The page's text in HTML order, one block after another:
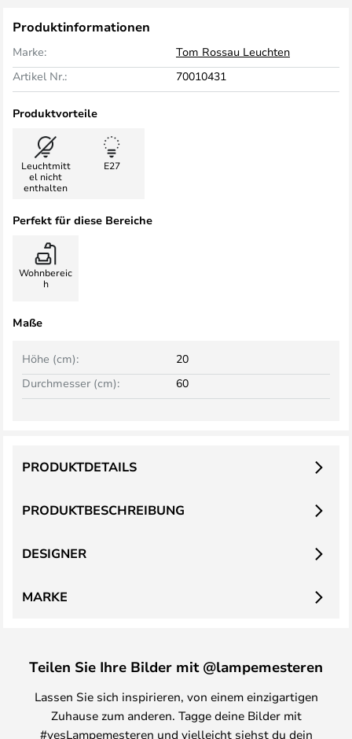
Produktinformationen
Marke:
Tom Rossau Leuchten
Artikel Nr.:
70010431
Produktvorteile
Leuchtmitt
el nicht
enthalten
E27
Perfekt für diese Bereiche
Wohnbereic
h
Maße
Höhe (cm):
20
Durchmesser (cm):
60
PRODUKTBESCHREIBUNG
PRODUKTDETAILS
DESIGNER
MARKE
Teilen Sie Ihre Bilder mit @lampemesteren
Lassen Sie sich inspirieren, von einem einzigartigen
Zuhause zum anderen. Tagge deine Bilder mit
#yesLampemesteren und vielleicht siehst du dein